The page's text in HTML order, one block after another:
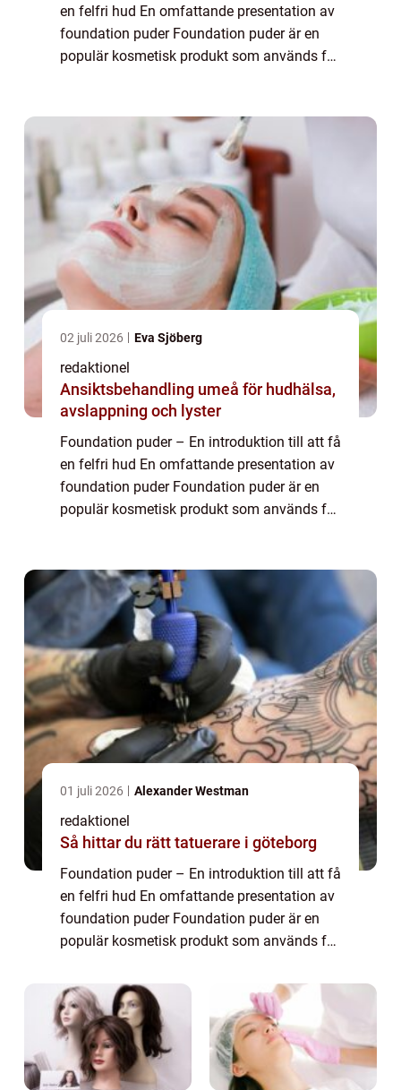
en felfri hud En omfattande presentation av
foundation puder Foundation puder är en
populär kosmetisk produkt som används för
02 juli 2026 Eva Sjöberg
redaktionel
Ansiktsbehandling umeå för hudhälsa,
avslappning och lyster
Foundation puder – En introduktion till att få
en felfri hud En omfattande presentation av
foundation puder Foundation puder är en
populär kosmetisk produkt som används för
01 juli 2026 Alexander Westman
redaktionel
Så hittar du rätt tatuerare i göteborg
Foundation puder – En introduktion till att få
en felfri hud En omfattande presentation av
foundation puder Foundation puder är en
populär kosmetisk produkt som används för
är ett viktigt steg i makeu...